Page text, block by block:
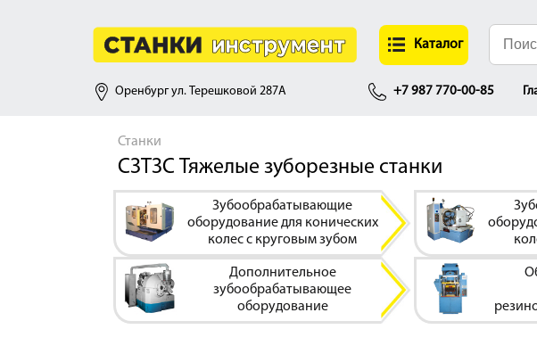
Каталог
Оренбург ул. Терешковой 287А +7 987 770-00-85
Станки
СЗТЗС Тяжелые зуборезные станки
Зубообрабатывающие
оборудование для конических
колес с круговым зубом
Дополнительное
зубообрабатывающее
оборудование